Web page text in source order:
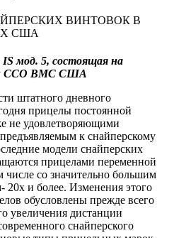
ISмод. 5, состоящая на
ССО ВМС США
штатного дневного
прицелы постоянной
не удовлетворяющими
к снайперскому
модели снайперских
прицелами переменной
числе со значительно большим
20х и более. Изменения этого
обусловлены прежде всего
увеличения дистанции
снайперского